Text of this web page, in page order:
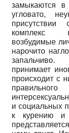
замыкаются в
угловато,
комплекс
возбудимые
нарочито
запальчиво.
принимает
происходит с
и социальных
к курению и